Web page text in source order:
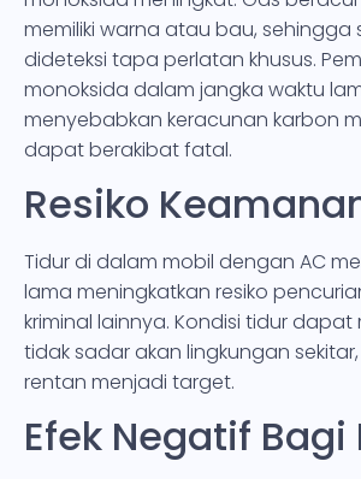
memiliki warna atau bau, sehingga
dideteksi tapa perlatan khusus.
monoksida dalam jangka waktu
menyebabkan keracunan karbon
dapat berakibat fatal.
Resiko
Tidur di dalam mobil dengan AC
lama meningkatkan resiko
kriminal lainnya. Kondisi tidur
tidak sadar akan lingkungan
rentan menjadi target.
Efek Negatif Bagi